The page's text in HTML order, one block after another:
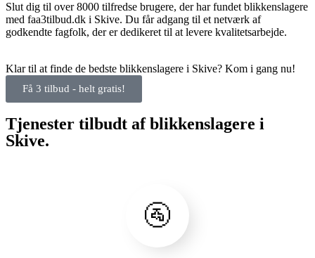
Slut dig til over 8000 tilfredse brugere, der har fundet blikkenslagere
med faa3tilbud.dk i Skive. Du får adgang til et netværk af
godkendte fagfolk, der er dedikeret til at levere kvalitetsarbejde.
Klar til at finde de bedste blikkenslagere i Skive? Kom i gang nu!
Få 3 tilbud - helt gratis!
Tjenester tilbudt af blikkenslagere i
Skive.
🚰